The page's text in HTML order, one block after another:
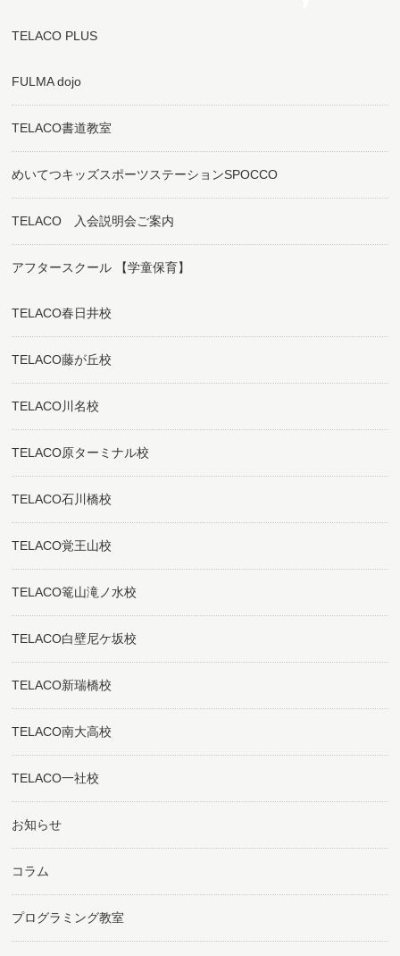
TELACO PLUS
FULMA dojo
TELACO書道教室
めいてつキッズスポーツステーションSPOCCO
TELACO 入会説明会ご案内
アフタースクール 【学童保育】
TELACO春日井校
TELACO藤が丘校
TELACO川名校
TELACO原ターミナル校
TELACO石川橋校
TELACO覚王山校
TELACO篭山滝ノ水校
TELACO白壁尼ケ坂校
TELACO新瑞橋校
TELACO南大高校
TELACO一社校
お知らせ
コラム
プログラミング教室